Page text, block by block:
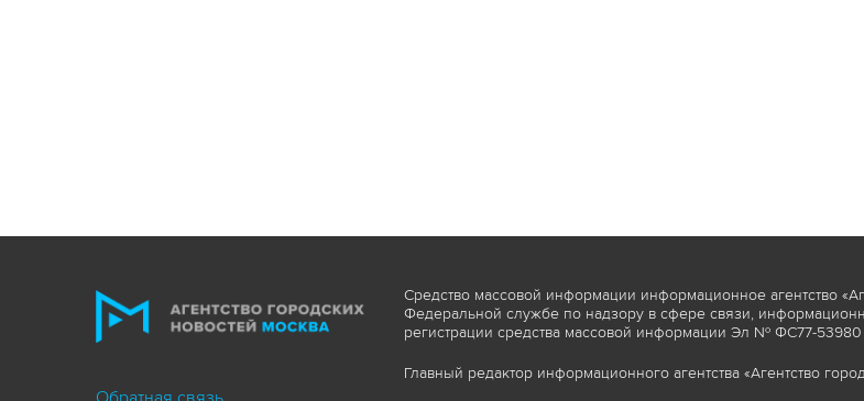
Средство массовой информации информационное агентство
Федеральной службе по надзору в сфере связи,
регистрации средства массовой информации Эл № ФС77-53980
Главный редактор информационного агентства «Агентство